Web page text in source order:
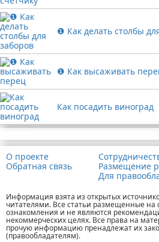
❶ Как делать столбы
❶ Как высаживать
Как посадить виноград
О проекте
Обратная связь
Размещение
Для
Информация взята из открытых
читателями. Все статьи размещенные на
ознакомления и не являются
некоммерческих целях. Все права на
прочую информацию пренадлежат их
(правообладателям).